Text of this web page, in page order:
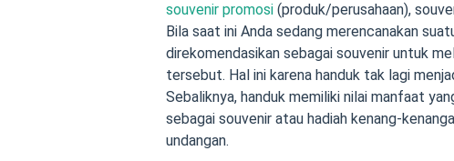
souvenir promosi (produk/perusahaan),
Bila saat ini Anda sedang merencanakan
direkomendasikan sebagai souvenir untuk
tersebut. Hal ini karena handuk tak lagi
Sebaliknya, handuk memiliki nilai manfaat
sebagai souvenir atau hadiah kenang-
undangan.